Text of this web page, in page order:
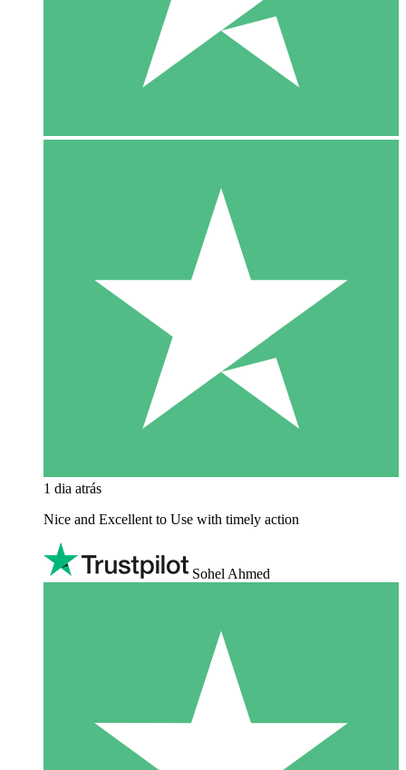
1 dia atrás
Nice and Excellent to Use with timely action
Sohel Ahmed